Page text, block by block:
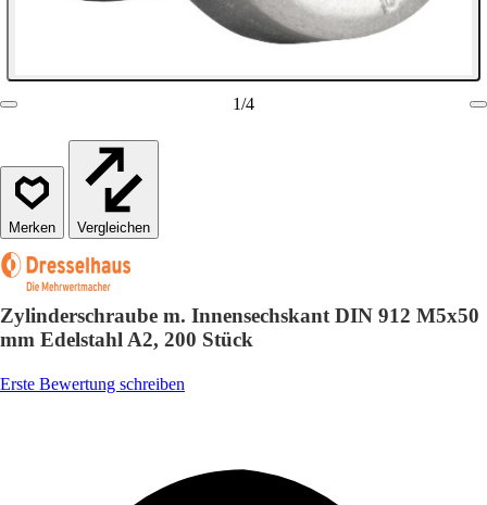
1/4
Vergleichen
Zylinderschraube m. Innensechskant DIN 912 M5x50
mm Edelstahl A2, 200 Stück
Erste Bewertung schreiben